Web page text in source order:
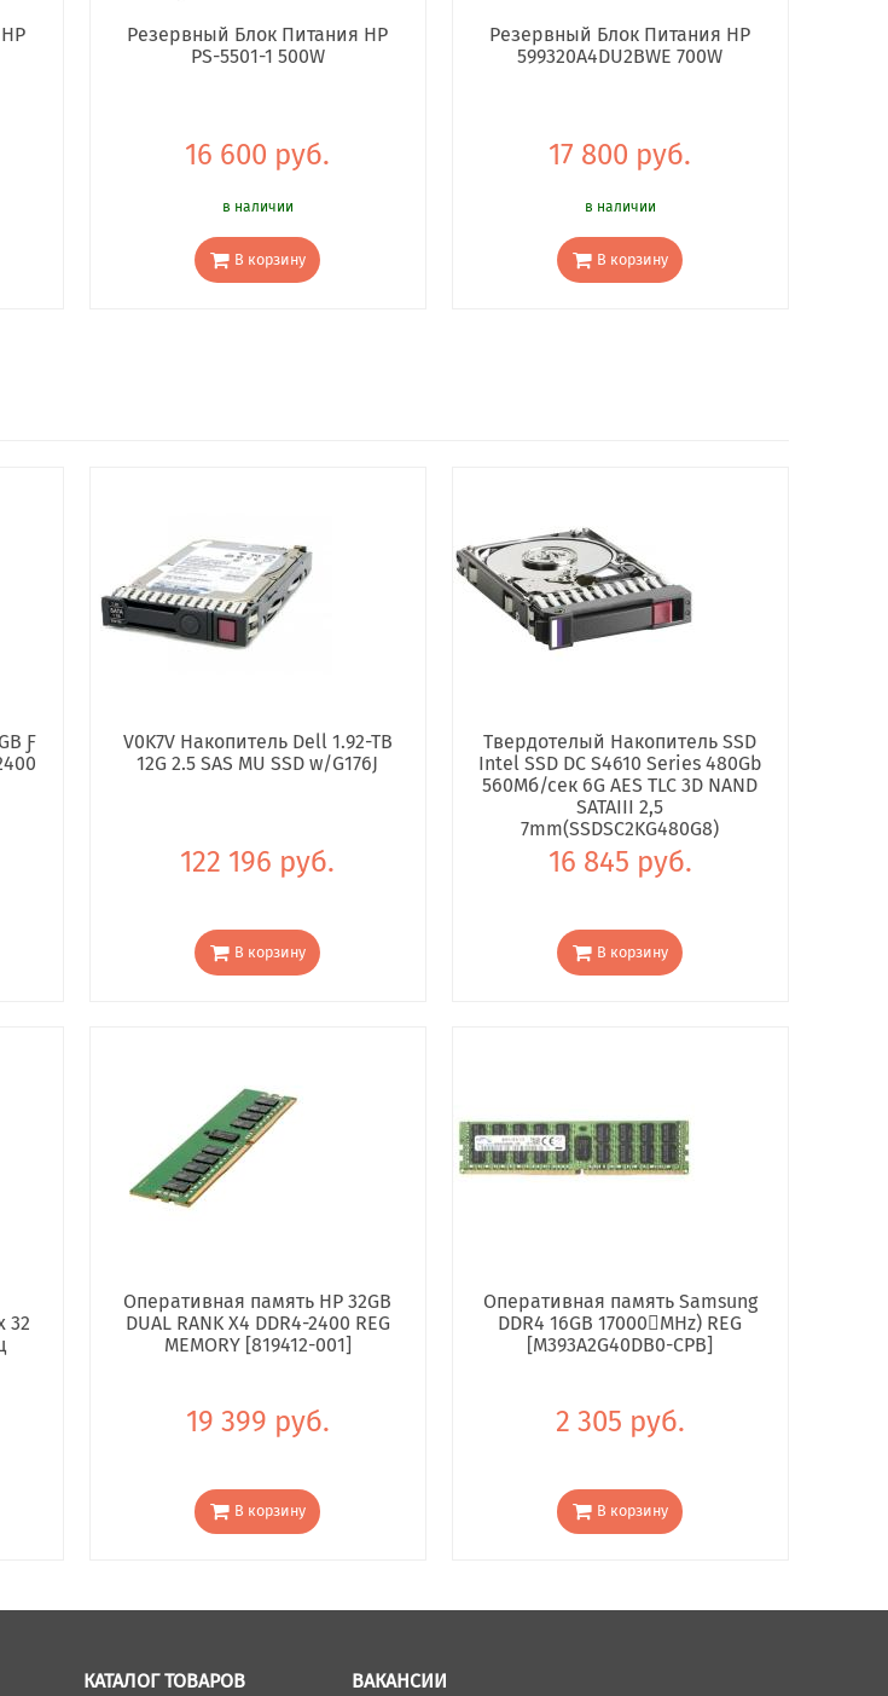
Резервный Блок Питания HP
PS-5501-1 500W
16 600 руб.
в наличии
В корзину
Резервный Блок Питания HP
599320A4DU2BWE 700W
17 800 руб.
в наличии
В корзину
Ƒ
V0K7V Накопитель Dell 1.92-TB
12G 2.5 SAS MU SSD w/G176J
122 196 руб.
В корзину
Твердотелый Накопитель SSD
Intel SSD DC S4610 Series 480Gb
560Мб/сек 6G AES TLC 3D NAND
SATAIII 2,5
7mm(SSDSC2KG480G8)
16 845 руб.
В корзину
32
Оперативная память HP 32GB
DUAL RANK X4 DDR4-2400 REG
MEMORY [819412-001]
19 399 руб.
В корзину
Оперативная память Samsung
DDR4 16GB 17000񢋕MHz) REG
[M393A2G40DB0-CPB]
2 305 руб.
В корзину
КАТАЛОГ ТОВАРОВ ВАКАНСИИ